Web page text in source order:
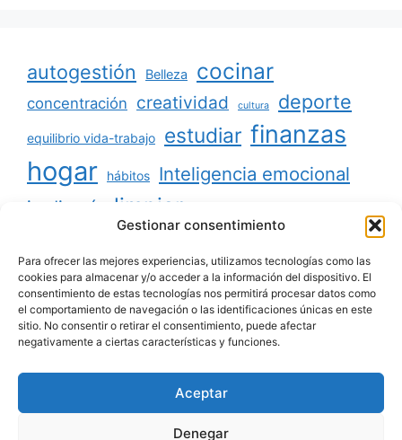
Gestionar consentimiento
Para ofrecer las mejores experiencias, utilizamos tecnologías como las
cookies para almacenar y/o acceder a la información del dispositivo. El
consentimiento de estas tecnologías nos permitirá procesar datos como
el comportamiento de navegación o las identificaciones únicas en este
sitio. No consentir o retirar el consentimiento, puede afectar
negativamente a ciertas características y funciones.
Aceptar
Denegar
autogestión Belleza cocinar
concentración creatividad cultura deporte
equilibrio vida-trabajo estudiar finanzas
hogar hábitos Inteligencia emocional
jardinería limpiar
minimalismo niños
ordenar organizar productividad
reciclaje relaciones sociales salud
tecnología viajar voluntariado
Política de privacidad